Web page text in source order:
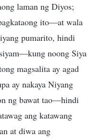
laman ng Diyos;
ito—at wala
pumarito, hindi
noong Siya
magsalita ay agad
ay nakaya Niyang
ng bawat tao—hindi
ang katawang
at diwa ang